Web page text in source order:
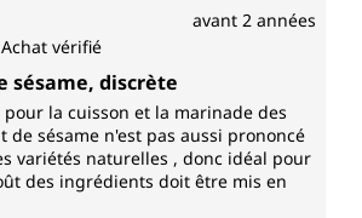
avant 2 années
4 sur 5 étoiles
Achat vérifié
sésame, discrète
la cuisson et la marinade des
de sésame n'est pas aussi prononcé
variétés naturelles , donc idéal pour
des ingrédients doit être mis en